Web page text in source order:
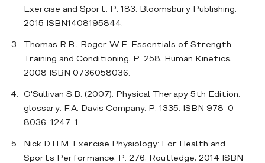
Exercise and Sport, P. 183, Bloomsbury Publishing,
2015 ISBN1408195844.
Thomas R.B., Roger W.E. Essentials of Strength
Training and Conditioning, P. 258, Human Kinetics,
2008 ISBN 0736058036.
O'Sullivan S.B. (2007). Physical Therapy 5th Edition.
glossary: F.A. Davis Company. P. 1335. ISBN 978-0-
8036-1247-1.
Nick D.H.M. Exercise Physiology: For Health and
Sports Performance, P. 276, Routledge, 2014 ISBN